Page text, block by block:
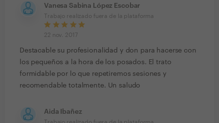
Vanesa Sabina López Escobar
Trabajo realizado fuera de la plataforma
22 nov. 2017
Destacable su profesionalidad y don para hacerse con
los pequeños a la hora de los posados. El trato
formidable por lo que repetiremos sesiones y
recomendable totalmente. Un saludo
Aida Ibañez